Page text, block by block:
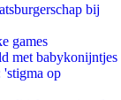
bij
games
met babykonijntjes
op